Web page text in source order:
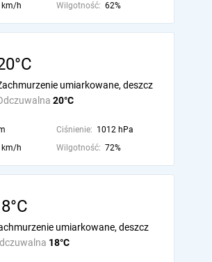
km/h Wilgotność: 62%
20°C
umiarkowane, deszcz
Ciśnienie: 1012 hPa
km/h Wilgotność: 72%
18°C
umiarkowane, deszcz